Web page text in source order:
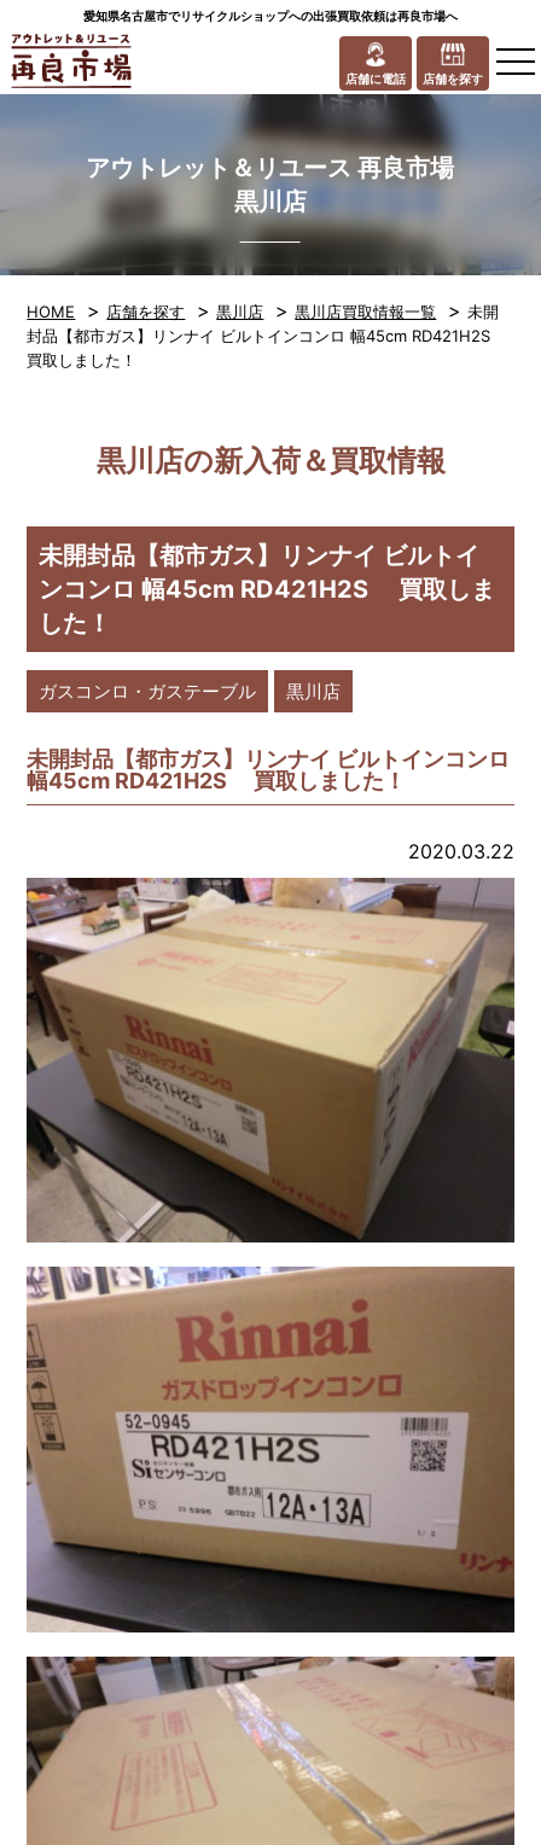
愛知県名古屋市でリサイクルショップへの出張買取依頼は再良市場へ
店舗に電話 店舗を探す
アウトレット＆リユース 再良市場
黒川店
HOME > 店舗を探す >黒川店 >黒川店買取情報一覧 >未開
封品【都市ガス】リンナイ ビルトインコンロ 幅45cm RD421H2S
買取しました！
黒川店の新入荷＆買取情報
未開封品【都市ガス】リンナイ ビルトイ
ンコンロ 幅45cm RD421H2S 買取しま
した！
ガスコンロ・ガステーブル 黒川店
未開封品【都市ガス】リンナイ ビルトインコンロ
幅45cm RD421H2S 買取しました！
2020.03.22